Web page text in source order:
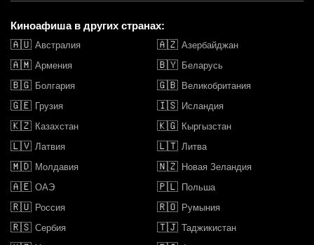
Киноафиша в других странах:
🇦🇺 Австралия 🇦🇿 Азербайджан
🇦🇲 Армения 🇧🇾 Беларусь
🇧🇬 Болгария 🇬🇧 Великобритания
🇬🇪 Грузия 🇮🇸 Исландия
🇰🇿 Казахстан 🇰🇬 Кыргызстан
🇱🇻 Латвия 🇱🇹 Литва
🇲🇩 Молдавия 🇳🇿 Новая Зеландия
🇦🇪 ОАЭ 🇵🇱 Польша
🇷🇺 Россия 🇷🇴 Румыния
🇷🇸 Сербия 🇹🇯 Таджикистан